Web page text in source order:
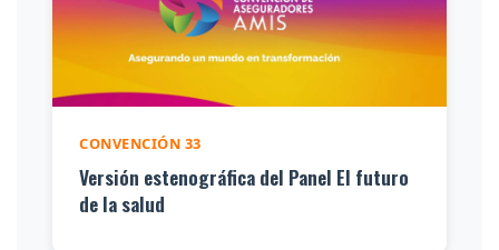
CONVENCIÓN 33
Versión estenográfica del Panel El futuro
de la salud